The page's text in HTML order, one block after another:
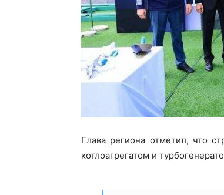
Глава региона отметил, что
котлоагрегатом и